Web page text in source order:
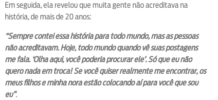
Em seguida, ela revelou que muita gente não acreditava na
história, de mais de 20 anos:
“Sempre contei essa história para todo mundo, mas as pessoas
não acreditavam. Hoje, todo mundo quando vê suas postagens
me fala. ‘Olha aqui, você poderia procurar ele’. Só que eu não
quero nada em troca! Se você quiser realmente me encontrar, os
meus filhos e minha nora estão colocando aí para você que sou
eu”.